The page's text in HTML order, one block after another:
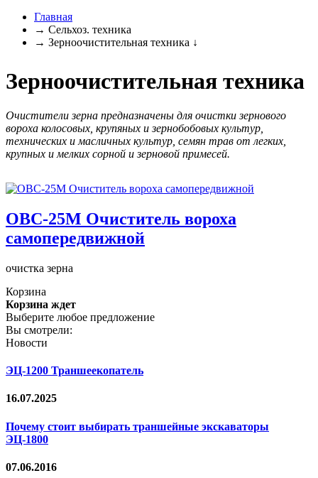
Главная
→ Сельхоз. техника
→ Зерноочистительная техника ↓
Зерноочистительная техника
Очистители зерна предназначены для очистки зернового
вороха колосовых, крупяных и зернобобовых культур,
технических и масличных культур, семян трав от легких,
крупных и мелких сорной и зерновой примесей.
ОВС-25М Очиститель вороха
самопередвижной
очистка зерна
Корзина
Корзина ждет
Выберите любое предложение
Вы смотрели:
Новости
ЭЦ-1200 Траншеекопатель
16.07.2025
Почему стоит выбирать траншейные экскаваторы
ЭЦ-1800
07.06.2016